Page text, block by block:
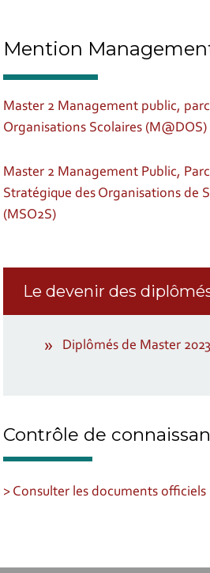
Mention
Master 2 Management public,
Organisations Scolaires (M@DOS)
Master 2 Management Public,
Stratégique des Organisations de
(MSO2S)
Le devenir des
Diplômés de Master
Contrôle de
> Consulter les documents officiels